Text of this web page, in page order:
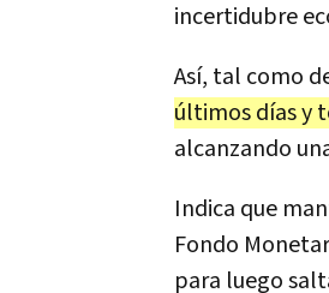
incertidubre
Así, tal como
últimos días y
alcanzando
Indica que
Fondo
para luego